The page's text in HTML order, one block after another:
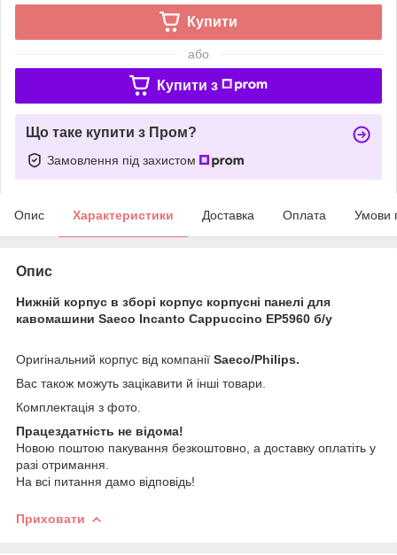
Купити
або
Купити з
Що таке купити з Пром?
Замовлення під захистом
Опис Характеристики Доставка Оплата Умови
Опис
Нижній корпус в зборі корпус корпусні панелі для
кавомашини Saeco Incanto Cappuccino EP5960 б/у
Оригінальний корпус від компанії Saeco/Philips.
Вас також можуть зацікавити й інші товари.
Комплектація з фото.
Працездатність не відома!
Новою поштою пакування безкоштовно, а доставку оплатіть у
разі отримання.
На всі питання дамо відповідь!
Приховати